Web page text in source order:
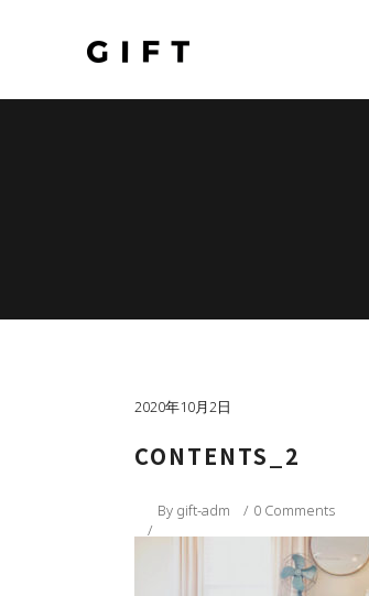
2020年10月2日
CONTENTS_2
By gift-adm 0 Comments